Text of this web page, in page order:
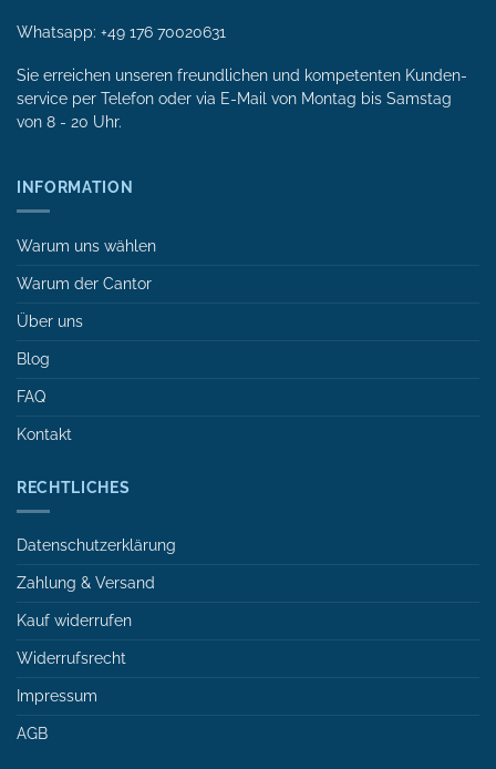
Whatsapp: +49 176 70020631
Sie erreichen unseren freundlichen und kompetenten Kunden­
service per Tele­fon oder via E-Mail von Mon­tag bis Samstag
von 8 - 20 Uhr.
INFORMATION
Warum uns wählen
Warum der Cantor
Über uns
Blog
FAQ
Kontakt
RECHTLICHES
Datenschutzerklärung
Zahlung & Versand
Kauf widerrufen
Widerrufsrecht
Impressum
AGB